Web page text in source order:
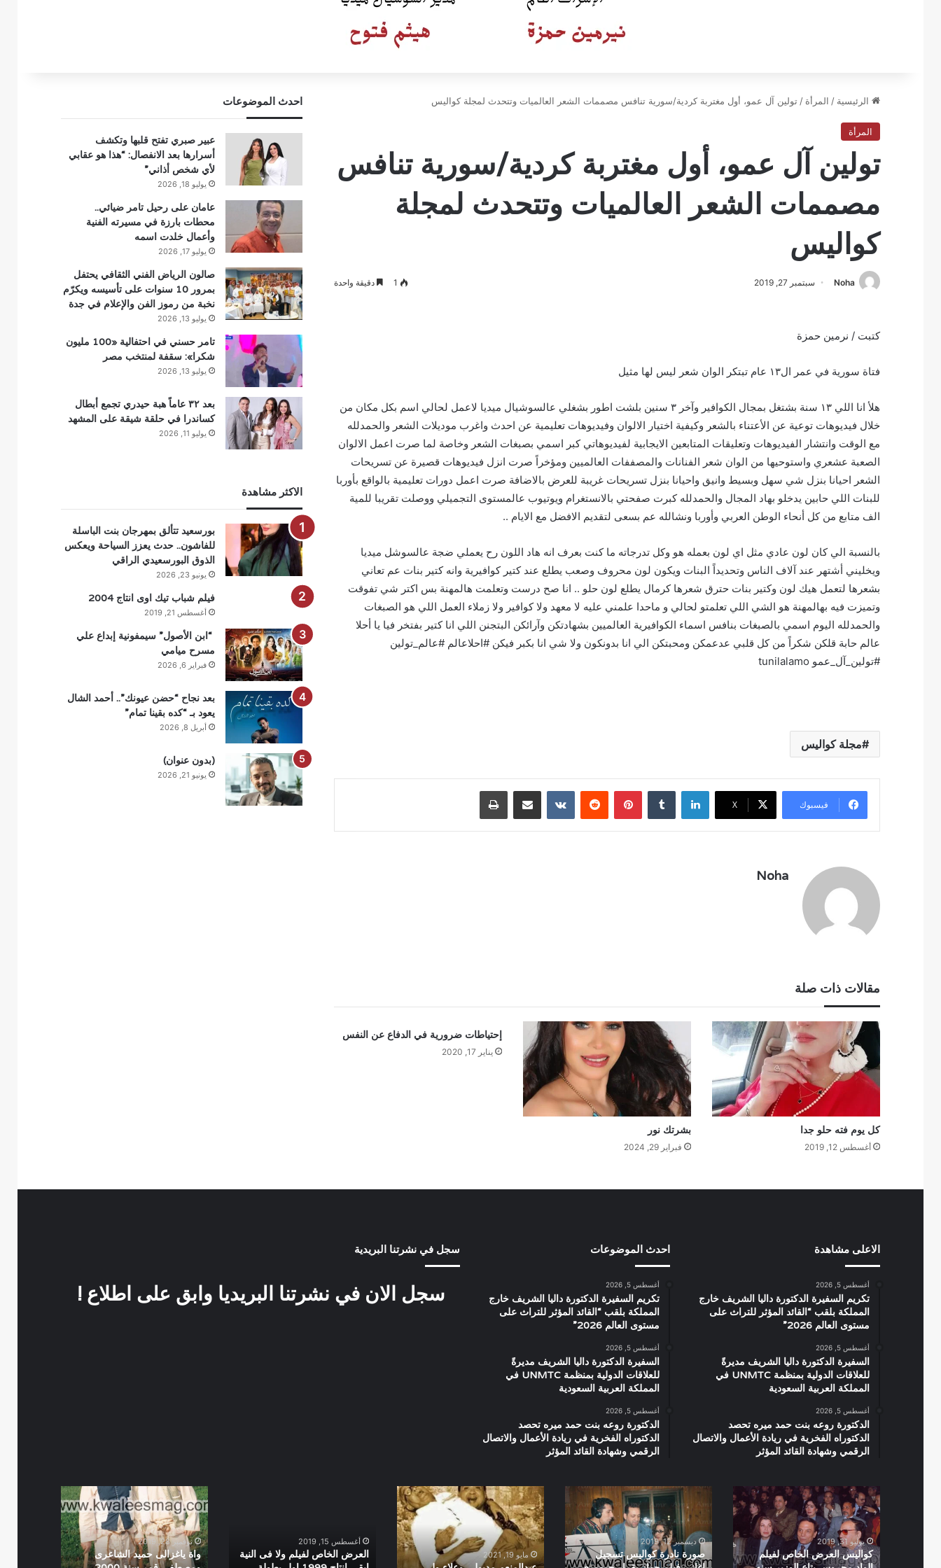
الرئيسية / المرأة / تولين آل عمو، أول مغتربة كردية/سورية تنافس مصممات الشعر العالميات وتتحدث لمجلة كواليس
المرأة
تولين آل عمو، أول مغتربة كردية/سورية تنافس
مصممات الشعر العالميات وتتحدث لمجلة
كواليس
Noha سبتمبر 27, 2019 1 دقيقة واحدة
كتبت / نرمين حمزة
فتاة سورية في عمر ال١٣ عام تبتكر الوان شعر ليس لها مثيل
هلأ انا اللي ١٣ سنة بشتغل بمجال الكوافير وآخر ٣ سنين بلشت اطور بشغلي عالسوشيال ميديا لاعمل لحالي اسم بكل مكان من
خلال فيديوهات توعية عن الأعتناء بالشعر وكيفية اختيار الالوان وفيديوهات تعليمية عن احدث واغرب موديلات الشعر والحمدلله
مع الوقت وانتشار الفيديوهات وتعليقات المتابعين الايجابية لفيديوهاتي كبر اسمي بصبغات الشعر وخاصة لما صرت اعمل الالوان
الصعبة عشعري واستوحيها من الوان شعر الفنانات والمصففات العالميين ومؤخراً صرت انزل فيديوهات قصيرة عن تسريحات
الشعر احيانا بنزل شي سهل وبسيط وانيق واحيانا بنزل تسريحات غريبة للعرض بالاضافة صرت اعمل دورات تعليمية بالواقع بأوربا
للبنات اللي حابين يدخلو بهاد المجال والحمدلله كبرت صفحتي بالانستغرام ويوتيوب عالمستوى التجميلي ووصلت تقريبا للمية
الف متابع من كل أنحاء الوطن العربي وأوربا ونشالله عم بسعى لتقديم الافضل مع الايام ..
بالنسبة الي كان لون عادي مثل اي لون بعمله هو وكل تدرجاته ما كنت بعرف انه هاد اللون رح يعملي ضجة عالسوشل ميديا
ويخليني أشتهر عند آلاف الناس وتحديداً البنات ويكون لون محروف وصعب يطلع عند كتير كوافيرية وانه كتير بنات عم تعاني
بشعرها لتعمل هيك لون وكتير بنات حترق شعرها كرمال يطلع لون حلو .. انا صح درست وتعلمت هالمهنة بس اكتر شي تفوقت
وتميزت فيه بهالمهنة هو الشي اللي تعلمتو لحالي و ماحدا علمني عليه لا معهد ولا كوافير ولا زملاء العمل اللي هو الصبغات
والحمدلله اليوم اسمي بالصبغات بنافس اسماء الكوافيرية العالميين بشهادتكن وآرائكن البتجنن اللي انا كتير بفتخر فيا يا أحلا
عالم حابة قلكن شكراً من كل قلبي عدعمكن ومحبتكن الي انا بدونكون ولا شي انا بكبر فيكن #احلاعالم #عالم_تولين
#تولين_آل_عمو tunilalamo
مجلة كواليس
فيسبوك ‫X
لينكدإن بينتيريست مشاركة عبر البريد طباعة
Noha
مقالات ذات صلة
كل يوم فته حلو جدا
أغسطس 12, 2019
بشرتك نور
فبراير 29, 2024
إحتياطات ضرورية في الدفاع عن النفس
يناير 17, 2020
احدث الموضوعات
عبير صبري تفتح قلبها وتكشف
أسرارها بعد الانفصال: “هذا هو عقابي
لأي شخص أذاني”
يوليو 18, 2026
عامان على رحيل تامر ضيائي..
محطات بارزة في مسيرته الفنية
وأعمال خلدت اسمه
يوليو 17, 2026
صالون الرياض الفني الثقافي يحتفل
بمرور 10 سنوات على تأسيسه ويكرّم
نخبة من رموز الفن والإعلام في جدة
يوليو 13, 2026
تامر حسني في احتفالية «100 مليون
شكرا»: سقفة لمنتخب مصر
يوليو 13, 2026
بعد ٣٢ عاماً هبة حيدري تجمع أبطال
كساندرا في حلقة شيقة على المشهد
يوليو 11, 2026
الاكثر مشاهدة
بورسعيد تتألق بمهرجان بنت الباسلة
للفاشون.. حدث يعزز السياحة ويعكس
الذوق البورسعيدي الراقي
يونيو 23, 2026
فيلم شباب تيك اوى انتاج 2004
أغسطس 21, 2019
“ابن الأصول” سيمفونية إبداع علي
مسرح ميامي
فبراير 6, 2026
بعد نجاح “حضن عيونك”.. أحمد الشال
يعود بـ “كده بقينا تمام”
أبريل 8, 2026
(بدون عنوان)
يونيو 21, 2026
الاعلى مشاهدة
أغسطس 5, 2026
تكريم السفيرة الدكتورة داليا الشريف خارج
المملكة بلقب “القائد المؤثر للتراث على
مستوى العالم 2026”
أغسطس 5, 2026
السفيرة الدكتورة داليا الشريف مديرةً
للعلاقات الدولية بمنظمة UNMTC في
المملكة العربية السعودية
أغسطس 5, 2026
الدكتورة روعه بنت حمد ميره تحصد
الدكتوراه الفخرية في ريادة الأعمال والاتصال
الرقمي وشهادة القائد المؤثر
احدث الموضوعات
أغسطس 5, 2026
تكريم السفيرة الدكتورة داليا الشريف خارج
المملكة بلقب “القائد المؤثر للتراث على
مستوى العالم 2026”
أغسطس 5, 2026
السفيرة الدكتورة داليا الشريف مديرةً
للعلاقات الدولية بمنظمة UNMTC في
المملكة العربية السعودية
أغسطس 5, 2026
الدكتورة روعه بنت حمد ميره تحصد
الدكتوراه الفخرية في ريادة الأعمال والاتصال
الرقمي وشهادة القائد المؤثر
سجل في نشرتنا البريدية
سجل الان في نشرتنا البريديا وابق على اطلاع !
كواليس
العرض
الخاص
لفيلم
الواد
محروس
يوليو 31, 2019
كواليس العرض الخاص لفيلم
صورة
كواليس
تسجيل
اغانى
فيلم
ديسمبر 12, 2019
صورة نادرة كواليس تسجيل
عبدالمنعم
مدبولى
وعلاء
ولى
الدينمايو 19, 2021
ولا
فى
النية
أغسطس 15, 2019
العرض الخاص لفيلم ولا فى النية
واة
ياغزالى
حميد
الشاعرى
ومصطفى
قمر
نوفمبر 28, 2019
واة ياغزالى حميد الشاعرى